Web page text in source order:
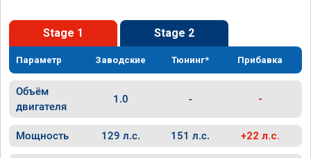
Stage 1 Stage 2
Параметр Заводские Тюнинг* Прибавка
Объём
двигателя
1.0 - -
Мощность 129 л.с. 151 л.с. +22 л.с.